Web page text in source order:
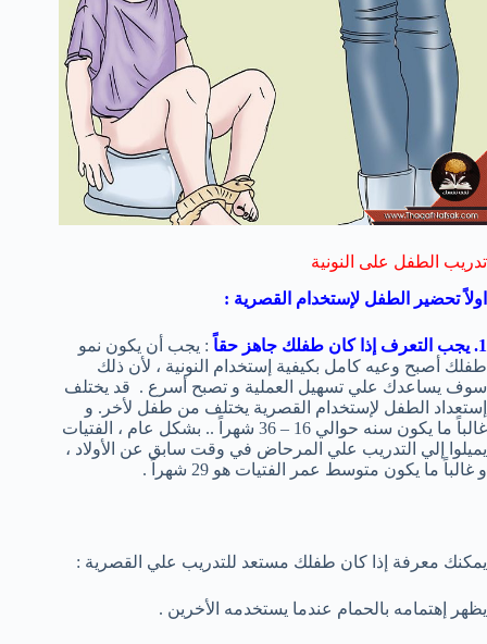
تدريب الطفل على النونية
اولاً تحضير الطفل لإستخدام القصرية :
1. يجب التعرف إذا كان طفلك جاهز حقاً
: يجب أن يكون نمو
طفلك أصبح وعيه كامل بكيفية إستخدام النونية ، لأن ذلك
سوف يساعدك علي تسهيل العملية و تصبح أسرع . قد يختلف
إستعداد الطفل لإستخدام القصرية يختلف من طفل لأخر. و
غالباً ما يكون سنه حوالي 16 – 36 شهراً .. بشكل عام ، الفتيات
يميلوا إلي التدريب علي المرحاض في وقت سابق عن الأولاد ،
و غالباً ما يكون متوسط عمر الفتيات هو 29 شهراً .
يمكنك معرفة إذا كان طفلك مستعد للتدريب علي القصرية :
يظهر إهتمامه بالحمام عندما يستخدمه الأخرين .